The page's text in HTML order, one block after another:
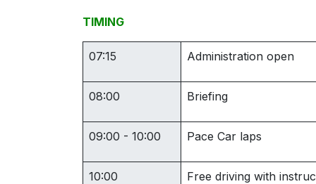
TIMING
07:15 Administration open
08:00 Briefing
09:00 - 10:00 Pace Car laps
10:00 Free driving with